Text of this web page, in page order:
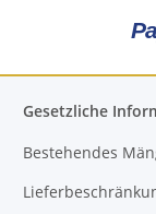
Gesetzliche
Bestehendes